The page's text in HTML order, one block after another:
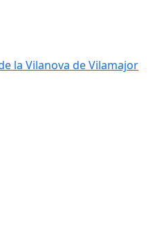
la Vilanova de Vilamajor